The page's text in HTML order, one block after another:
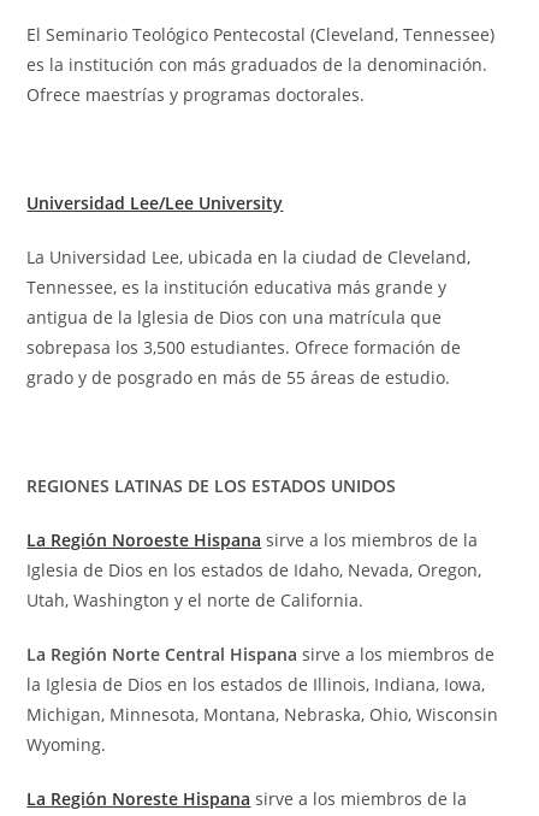
El Seminario Teológico Pentecostal (Cleveland, Tennessee)
es la institución con más graduados de la denominación.
Ofrece maestrías y programas doctorales.
Universidad Lee/Lee University
La Universidad Lee, ubicada en la ciudad de Cleveland,
Tennessee, es la institución educativa más grande y
antigua de la lglesia de Dios con una matrícula que
sobrepasa los 3,500 estudiantes. Ofrece formación de
grado y de posgrado en más de 55 áreas de estudio.
REGIONES LATINAS DE LOS ESTADOS UNIDOS
La Región Noroeste Hispana sirve a los miembros de la
Iglesia de Dios en los estados de Idaho, Nevada, Oregon,
Utah, Washington y el norte de California.
La Región Norte Central Hispanasirve a los miembros de
la Iglesia de Dios en los estados de Illinois, Indiana, Iowa,
Michigan, Minnesota, Montana, Nebraska, Ohio, Wisconsin
Wyoming.
La Región Noreste Hispana sirve a los miembros de la